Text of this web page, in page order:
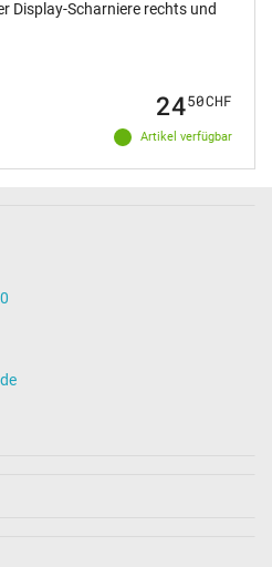
Display-Scharniere rechts und
Artikel verfügbar
2450CHF